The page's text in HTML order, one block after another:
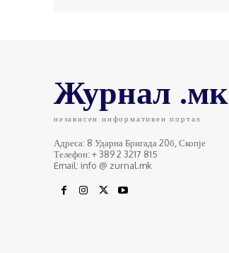
Журнал .мк
независен информативен портал
Адреса: 8 Ударна Бригада 20б, Скопје
Телефон: + 389 2 3217 815
Email: info @ zurnal.mk